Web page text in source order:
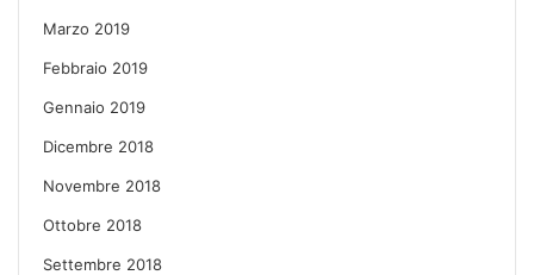
Marzo 2019
Febbraio 2019
Gennaio 2019
Dicembre 2018
Novembre 2018
Ottobre 2018
Settembre 2018